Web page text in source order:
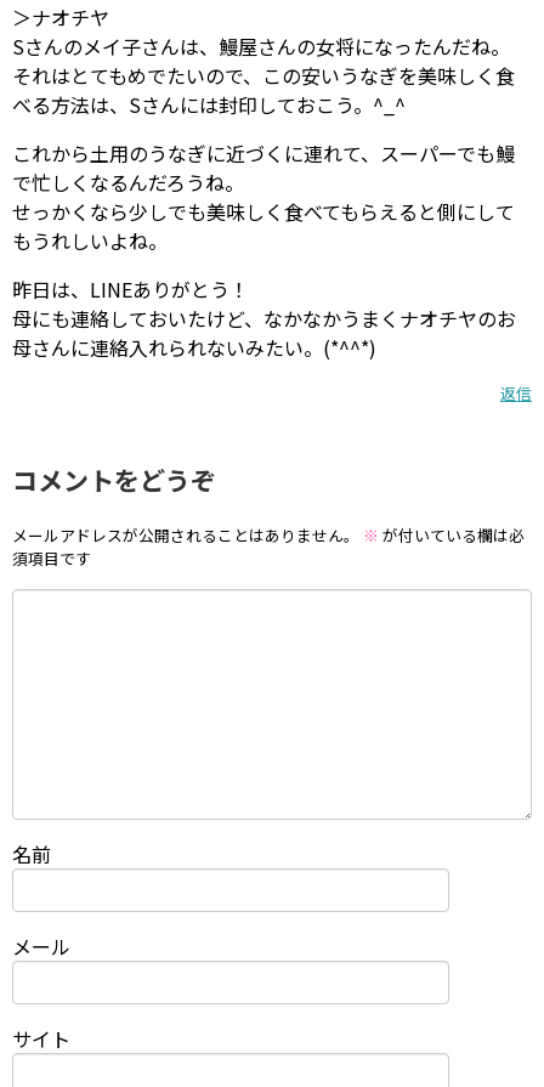
＞ナオチヤ
Sさんのメイ子さんは、鰻屋さんの女将になったんだね。
それはとてもめでたいので、この安いうなぎを美味しく食
べる方法は、Sさんには封印しておこう。^_^
これから土用のうなぎに近づくに連れて、スーパーでも鰻
で忙しくなるんだろうね。
せっかくなら少しでも美味しく食べてもらえると側にして
もうれしいよね。
昨日は、LINEありがとう！
母にも連絡しておいたけど、なかなかうまくナオチヤのお
母さんに連絡入れられないみたい。(*^^*)
返信
コメントをどうぞ
メールアドレスが公開されることはありません。 ※ が付いている欄は必
須項目です
名前
メール
サイト